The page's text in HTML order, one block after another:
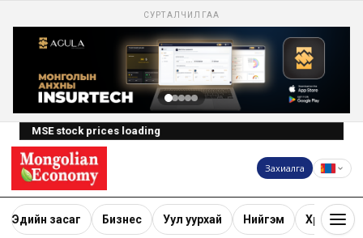
СУРТАЛЧИЛГАА
MSE stock prices loading
Захиалга
Эдийн засаг Бизнес Уул уурхай Нийгэм Хөрөнгө